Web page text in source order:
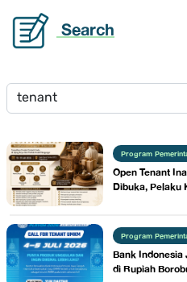
Search
Program
Open Tenant
Dibuka, Pelaku
Program
Bank Indonesia
di Rupiah